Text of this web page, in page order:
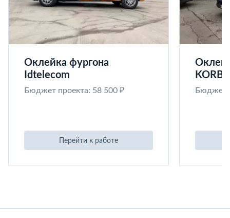
Оклейка фургона
Idtelecom
Бюджет проекта: 58 500 ₽
Перейти к работе
KORB
Бюджет